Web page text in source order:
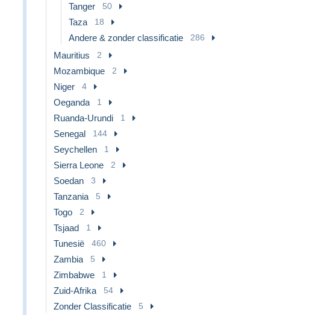
Tanger 50
Taza 18
Andere & zonder classificatie 286
Mauritius 2
Mozambique 2
Niger 4
Oeganda 1
Ruanda-Urundi 1
Senegal 144
Seychellen 1
Sierra Leone 2
Soedan 3
Tanzania 5
Togo 2
Tsjaad 1
Tunesië 460
Zambia 5
Zimbabwe 1
Zuid-Afrika 54
Zonder Classificatie 5